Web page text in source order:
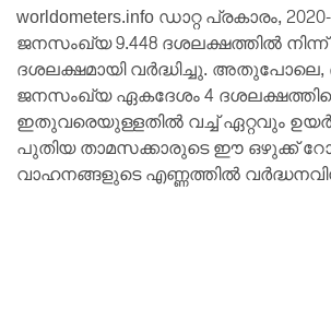
worldometers.info ഡാറ്റ പ്രകാരം,
ജനസംഖ്യ 9.448 ദശലക്ഷത്തിൽ നിന്ന്
ദശലക്ഷമായി വർദ്ധിച്ചു.
ജനസംഖ്യ ഏകദേശം 4
ഇതുവരെയുള്ളതിൽ വച്ച് ഏറ്റവും
പുതിയ താമസക്കാരുടെ ഈ ഒഴുക്ക്
വാഹനങ്ങളുടെ എണ്ണത്തിൽ